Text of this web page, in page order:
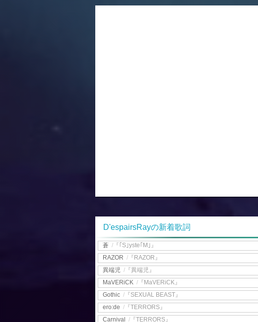
D'espairsRayの新着歌詞
蒼 / 『｢S｣yste｢M｣』
RAZOR / 『RAZOR』
異端児 / 『異端児』
MaVERiCK / 『MaVERiCK』
Gothic / 『SEXUAL BEAST』
ero:de / 『TERRORS』
Carnival / 『TERRORS』